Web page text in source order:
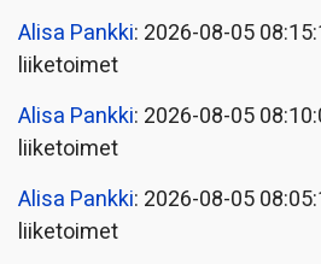
Alisa Pankki: 2026-08-05
liiketoimet
Alisa Pankki: 2026-08-05
liiketoimet
Alisa Pankki: 2026-08-05
liiketoimet